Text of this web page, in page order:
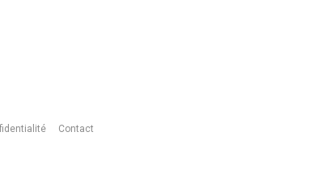
Contact